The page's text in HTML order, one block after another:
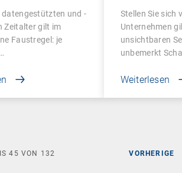
datengestützten und -
Zeitalter gilt im
Faustregel: je
Stellen Sie sich
Unternehmen
unsichtbaren
unbemerkt
Weiterlesen
VORHERIGE
45 VON 132